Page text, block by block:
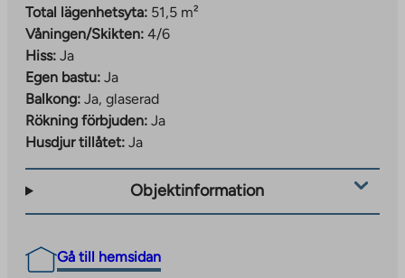
Total lägenhetsyta: 51,5 m²
Våningen/Skikten: 4/6
Hiss: Ja
Egen bastu: Ja
Balkong: Ja, glaserad
Rökning förbjuden: Ja
Husdjur tillåtet: Ja
Objektinformation
Gå till hemsidan